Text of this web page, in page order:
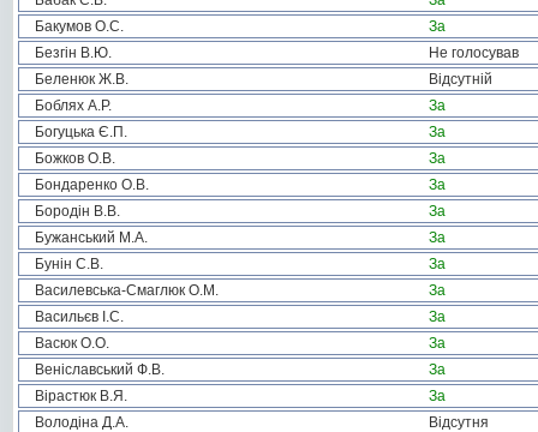
Бакумов О.С.
За
Безгін В.Ю.
Не голосував
Беленюк Ж.В.
Відсутній
Боблях А.Р.
За
Богуцька Є.П.
За
Божков О.В.
За
Бондаренко О.В.
За
Бородін В.В.
За
Бужанський М.А.
За
Бунін С.В.
За
Василевська-Смаглюк О.М.
За
Васильєв І.С.
За
Васюк О.О.
За
Веніславський Ф.В.
За
Вірастюк В.Я.
За
Володіна Д.А.
Відсутня